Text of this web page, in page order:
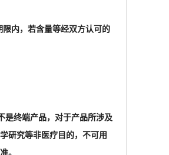
研究等非医疗目的，不可用
。